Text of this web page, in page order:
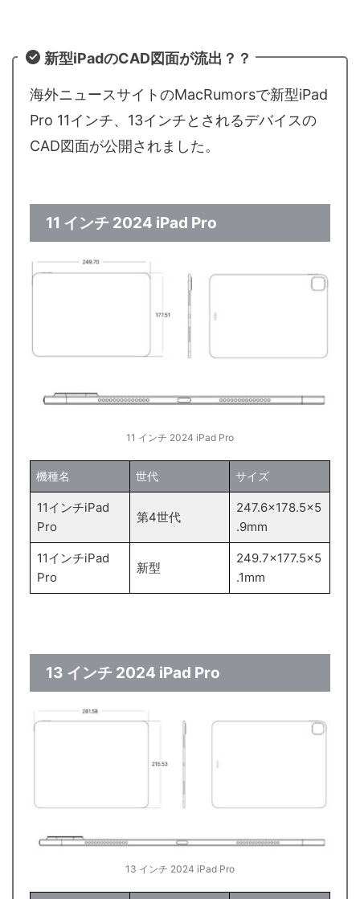
新型iPadのCAD図面が流出？？
海外ニュースサイトのMacRumorsで新型iPad
Pro 11インチ、13インチとされるデバイスの
CAD図面が公開されました。
11 インチ 2024 ‌iPad Pro‌
11 インチ 2024 ‌iPad Pro‌
機種名 世代 サイズ
11インチiPad
Pro
第4世代
247.6×178.5×5
.9mm
11インチiPad
Pro
新型
249.7×177.5×5
.1mm
13 インチ 2024 ‌iPad Pro‌
13 インチ 2024 ‌iPad Pro‌